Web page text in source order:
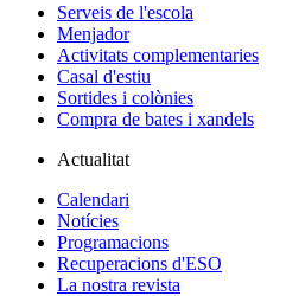
Serveis de l'escola
Menjador
Activitats complementaries
Casal d'estiu
Sortides i colònies
Compra de bates i xandels
Actualitat
Calendari
Notícies
Programacions
Recuperacions d'ESO
La nostra revista